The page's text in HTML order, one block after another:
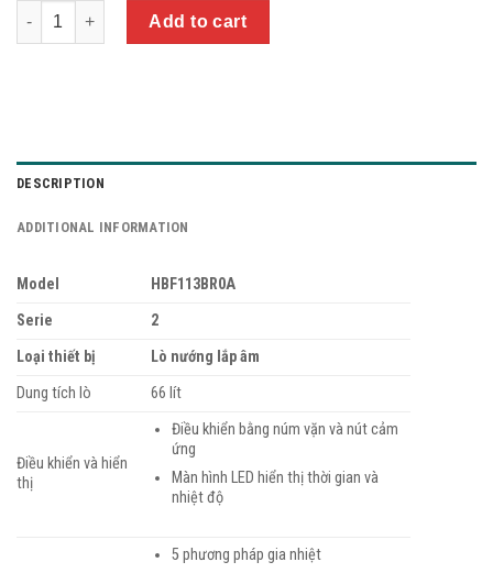
Quantity
Add to cart
DESCRIPTION
ADDITIONAL INFORMATION
Model
HBF113BR0A
Serie
2
Loại thiết bị
Lò nướng lắp âm
Dung tích lò
66 lít
Điều khiển và hiển
thị
Điều khiển bằng núm vặn và nút cảm
ứng
Màn hình LED hiển thị thời gian và
nhiệt độ
5 phương pháp gia nhiệt